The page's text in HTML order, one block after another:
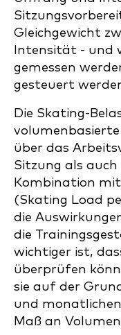
Gleichgewicht
Intensität - und
gemessen
gesteuert
Die Skating-
über das
Sitzung als
Kombination
(Skating Load
die
die
wichtiger ist,
überprüfen
sie auf der
und
Maß an